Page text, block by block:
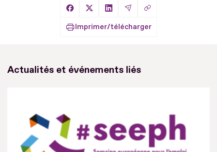
Partager sur Facebook
Partager sur X
Partager sur LinkedIn
Partager par Email
Copier le lien
Imprimer/télécharger
Actualités et événements liés